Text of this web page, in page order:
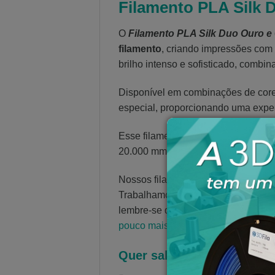
Filamento PLA Silk
O Filamento PLA Silk Duo Ouro e
filamento, criando impressões
brilho intenso e sofisticado,
Disponível em combinações de
especial, proporcionando uma
Esse filamento é adequado para
20.000 mm/s².
Nossos filamentos 3D e resinas
Trabalhamos com alto nível de
lembre-se de sempre armazenar
pouco mais sobre a 3D Fila em
Quer saber mais sobre